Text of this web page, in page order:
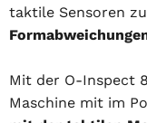
taktile Sensoren
Mit der O-Inspect
Maschine mit im